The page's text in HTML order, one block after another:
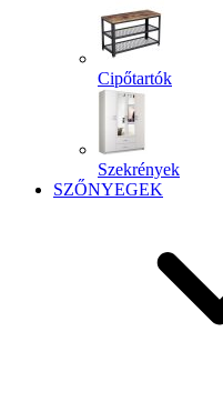
Cipőtartók
Szekrények
SZŐNYEGEK